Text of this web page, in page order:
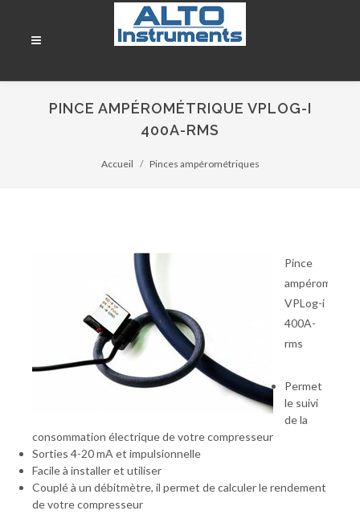
PINCE AMPÉROMÉTRIQUE VPLOG-I
400A-RMS
Accueil Pinces ampérométriques
Pince
VPLog-i
400A-
rms
Permet
le suivi
de la
consommation électrique de votre compresseur
Sorties 4-20 mA et impulsionnelle
Facile à installer et utiliser
Couplé à un débitmètre, il permet de calculer le rendement
de votre compresseur